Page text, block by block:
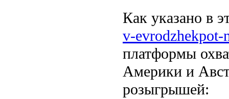
Как указано в
v-evrodzhekpot-
платформы
Америки и
розыгрышей: